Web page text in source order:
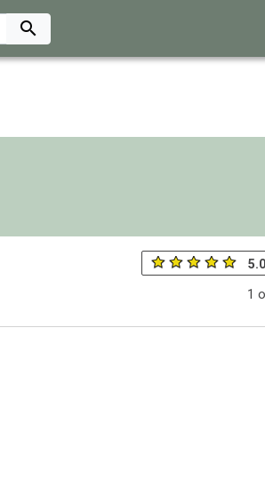

5.0
1